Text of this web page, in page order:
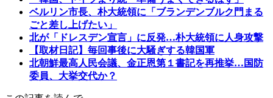
ベルリン市長、朴大統領に「ブランデンブルク門まる
ごと差し上げたい」
北が「ドレスデン宣言」に反発…朴大統領に人身攻撃
【取材日記】毎回事後に大騒ぎする韓国軍
北朝鮮最高人民会議、金正恩第１書記を再推挙…国防
委員、大挙交代か？